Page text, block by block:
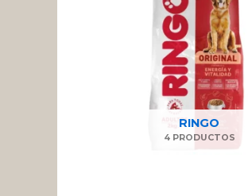
RINGO
4 PRODUCTOS